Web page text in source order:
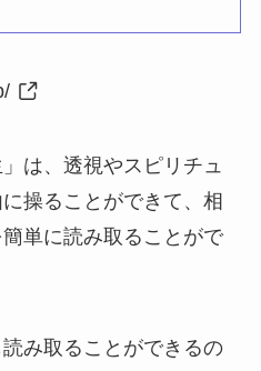
は、透視やスピリチュ
操ることができて、相
単に読み取ることがで
み取ることができるの